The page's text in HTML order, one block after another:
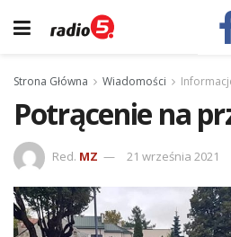
Strona Główna Wiadomości
Potrącenie na
Red. MZ 21 września 2021